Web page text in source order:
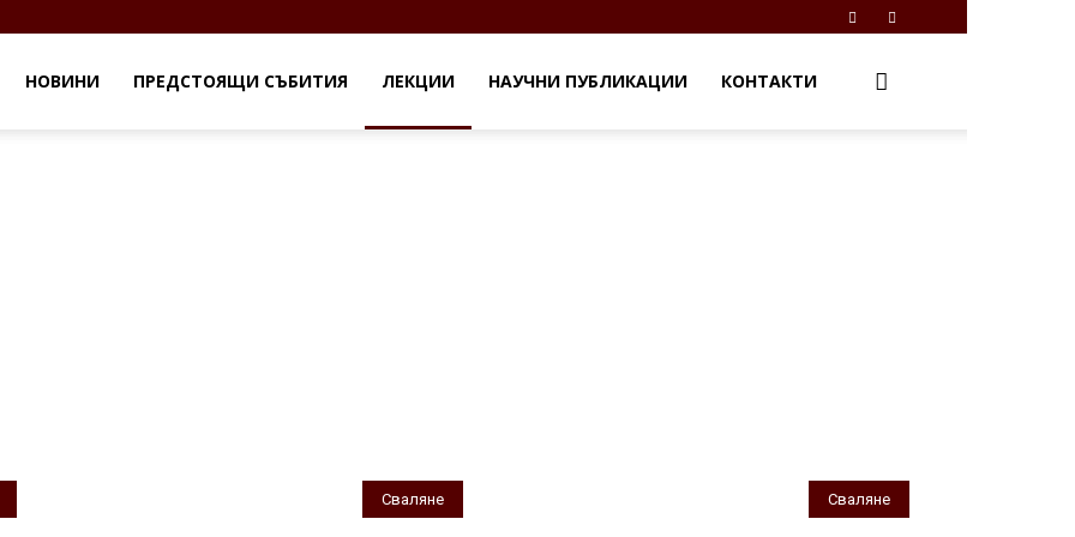
НОВИНИ ПРЕДСТОЯЩИ СЪБИТИЯ ЛЕКЦИИ НАУЧНИ ПУБЛИКАЦИИ КОНТАКТИ
Сваляне Сваляне